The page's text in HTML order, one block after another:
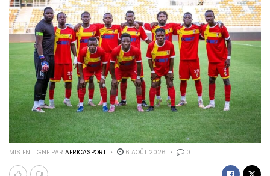
MIS EN LIGNE PAR AFRICASPORT 6 AOÛT 2026 0